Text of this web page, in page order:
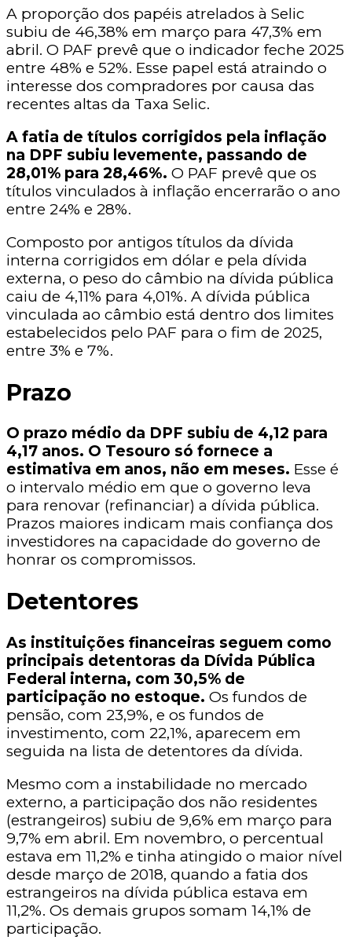
A proporção dos papéis atrelados à Selic
subiu de 46,38% em março para 47,3% em
abril. O PAF prevê que o indicador feche 2025
entre 48% e 52%. Esse papel está atraindo o
interesse dos compradores por causa das
recentes altas da Taxa Selic.
A fatia de títulos corrigidos pela inflação
na DPF subiu levemente, passando de
28,01% para 28,46%. O PAF prevê que os
títulos vinculados à inflação encerrarão o ano
entre 24% e 28%.
Composto por antigos títulos da dívida
interna corrigidos em dólar e pela dívida
externa, o peso do câmbio na dívida pública
caiu de 4,11% para 4,01%. A dívida pública
vinculada ao câmbio está dentro dos limites
estabelecidos pelo PAF para o fim de 2025,
entre 3% e 7%.
Prazo
O prazo médio da DPF subiu de 4,12 para
4,17 anos. O Tesouro só fornece a
estimativa em anos, não em meses. Esse é
o intervalo médio em que o governo leva
para renovar (refinanciar) a dívida pública.
Prazos maiores indicam mais confiança dos
investidores na capacidade do governo de
honrar os compromissos.
Detentores
As instituições financeiras seguem como
principais detentoras da Dívida Pública
Federal interna, com 30,5% de
participação no estoque. Os fundos de
pensão, com 23,9%, e os fundos de
investimento, com 22,1%, aparecem em
seguida na lista de detentores da dívida.
Mesmo com a instabilidade no mercado
externo, a participação dos não residentes
(estrangeiros) subiu de 9,6% em março para
9,7% em abril. Em novembro, o percentual
estava em 11,2% e tinha atingido o maior nível
desde março de 2018, quando a fatia dos
estrangeiros na dívida pública estava em
11,2%. Os demais grupos somam 14,1% de
participação.